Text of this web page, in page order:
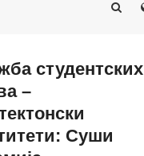
студентских
–
Суши